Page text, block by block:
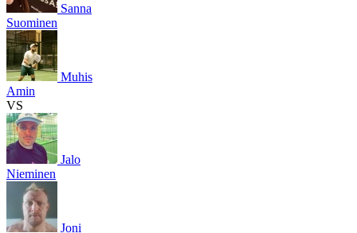
Sanna
Suominen
Muhis
Amin
VS
Jalo
Nieminen
Joni